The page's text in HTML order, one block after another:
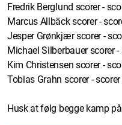
Husk at følg begge kamp